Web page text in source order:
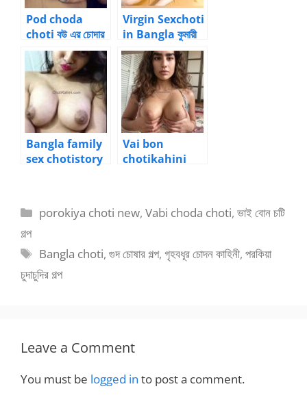
Pod choda
choti বউ এর চোদার
চটি গল্প 3
Virgin Sexchoti
in Bangla কুমারী
বউ চোদার গল্প চটি 2
Bangla family
sex chotistory
Vai bon
chotikahini
Categories
porokiya choti new,Vabi choda choti,ভাই বোন চটি
গল্প
Tags
Bangla choti,গুদ চোষার গল্প,গৃহবধূর চোদন কাহিনী,পরকিয়া
চুদাচুদির গল্প
Leave a Comment
You must be logged in to post a comment.